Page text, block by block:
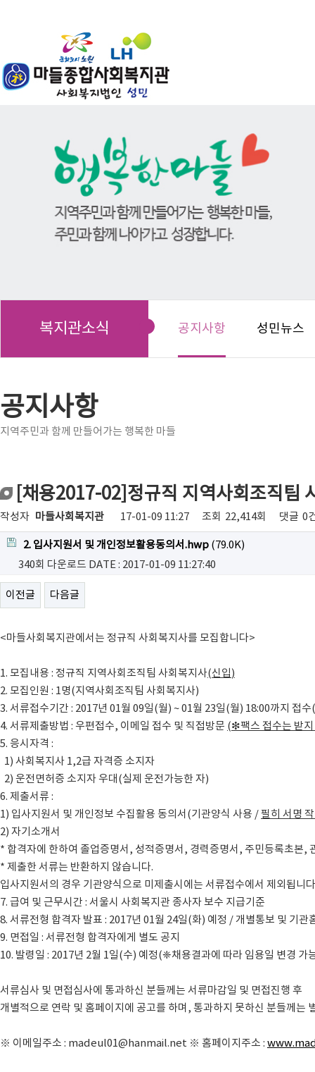
복지관소식 공지사항 성민뉴스
공지사항
지역주민과 함께 만들어가는 행복한 마들
[채용2017-02]정규직 지역사회조직팀
작성자 마들사회복지관 17-01-09 11:27 조회 22,414회 댓글 0
2. 입사지원서 및 개인정보활용동의서.hwp (79.0K)
340회 다운로드 DATE : 2017-01-09 11:27:40
이전글 다음글
<마들사회복지관에서는 정규직 사회복지사를 모집합니다>
1. 모집내용 : 정규직 지역사회조직팀 사회복지사(신입)
2. 모집인원 : 1명(지역사회조직팀 사회복지사)
3. 서류접수기간 : 2017년 01월 09일(월) ~ 01월 23일(월) 18:00까지 접
4. 서류제출방법 : 우편접수, 이메일 접수 및 직접방문 (❇팩스 접수는 받
5. 응시자격 :
1) 사회복지사 1,2급 자격증 소지자
2) 운전면허증 소지자 우대(실제 운전가능한 자)
6. 제출서류 :
1) 입사지원서 및 개인정보 수집활용 동의서(기관양식 사용 /필히 서명
2) 자기소개서
* 합격자에 한하여 졸업증명서, 성적증명서, 경력증명서, 주민등록초본,
* 제출한 서류는 반환하지 않습니다.
입사지원서의 경우 기관양식으로 미제출시에는 서류접수에서 제외됩니다
7. 급여 및 근무시간 : 서울시 사회복지관 종사자 보수 지급기준
8. 서류전형 합격자 발표 : 2017년 01월 24일(화) 예정 / 개별통보 및 기관
9. 면접일 : 서류전형 합격자에게 별도 공지
10. 발령일 : 2017년 2월 1일(수) 예정(❈채용결과에 따라 임용일 변경 가
서류심사 및 면접심사에 통과하신 분들께는 서류마감일 및 면접진행 후
개별적으로 연락 및 홈페이지에 공고를 하며, 통과하지 못하신 분들께는
※ 이메일주소 : madeul01@hanmail.net ※ 홈페이지주소 :